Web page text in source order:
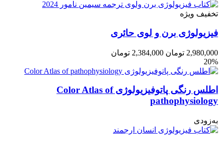
تخفیف ویژه
فیزیولوژی برن و لوی حائری
2,980,000 تومان 2,384,000 تومان
20%
اطلس رنگی پاتوفیزیولوژی Color Atlas of
pathophysiology
به‌زودی